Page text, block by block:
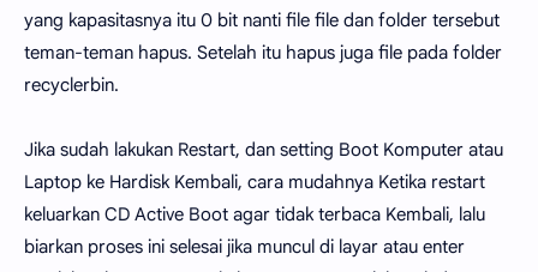
yang kapasitasnya itu 0 bit nanti file file dan folder tersebut
teman-teman hapus. Setelah itu hapus juga file pada folder
recyclerbin.
Jika sudah lakukan Restart, dan setting Boot Komputer atau
Laptop ke Hardisk Kembali, cara mudahnya Ketika restart
keluarkan CD Active Boot agar tidak terbaca Kembali, lalu
biarkan proses ini selesai jika muncul di layar atau enter